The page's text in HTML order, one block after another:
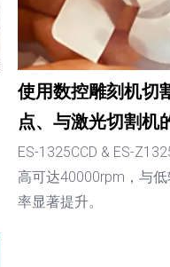
使用数控雕刻机切
点、与激光切割机
ES-1325CCD & ES-
高可达40000rpm，与
率显著提升。